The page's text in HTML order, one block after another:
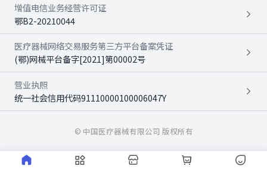
增值电信业务经营许可证
鄂B2-20210044
医疗器械网络交易服务第三方平台备案凭证
(鄂)网械平台备字[2021]第00002号
营业执照
统一社会信用代码91110000100006047Y
© 中国医疗器械有限公司 版权所有